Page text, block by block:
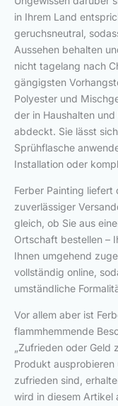
in Ihrem Land
geruchsneutral,
Aussehen behalten
nicht tagelang nach
gängigsten
Polyester und
der in Haushalten
abdeckt. Sie lässt
Sprühflasche
Installation oder
Ferber Painting
zuverlässiger
gleich, ob Sie aus
Ortschaft bestellen –
Ihnen umgehend
vollständig online,
umständliche
Vor allem aber ist
flammhemmende
„Zufrieden oder Geld
Produkt
zufrieden sind,
wird in diesem Artikel